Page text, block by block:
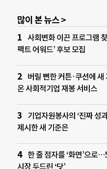
많이 본 뉴스 >
사회변화 이끈 프로그램
팩트 어워드’ 후보 모집
버릴 뻔한 커튼·쿠션에
온 사회적기업 재봉 서비스
기업자원봉사의 ‘진짜 성
제시한 새 기준은
한 줄 점자를 ‘화면’으로
시장 두드린 ‘닷’